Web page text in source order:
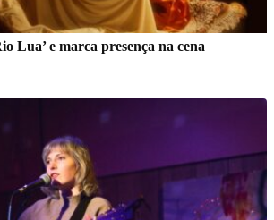
Lua’ e marca presença na cena